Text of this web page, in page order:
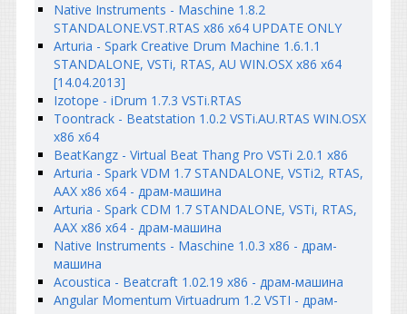
Native Instruments - Maschine 1.8.2
STANDALONE.VST.RTAS x86 x64 UPDATE ONLY
Arturia - Spark Creative Drum Machine 1.6.1.1
STANDALONE, VSTi, RTAS, AU WIN.OSX x86 x64
[14.04.2013]
Izotope - iDrum 1.7.3 VSTi.RTAS
Toontrack - Beatstation 1.0.2 VSTi.AU.RTAS WIN.OSX
x86 x64
BeatKangz - Virtual Beat Thang Pro VSTi 2.0.1 x86
Arturia - Spark VDM 1.7 STANDALONE, VSTi2, RTAS,
AAX x86 x64 - драм-машина
Arturia - Spark CDM 1.7 STANDALONE, VSTi, RTAS,
AAX x86 x64 - драм-машина
Native Instruments - Maschine 1.0.3 x86 - драм-
машина
Acoustica - Beatcraft 1.02.19 x86 - драм-машина
Angular Momentum Virtuadrum 1.2 VSTI - драм-